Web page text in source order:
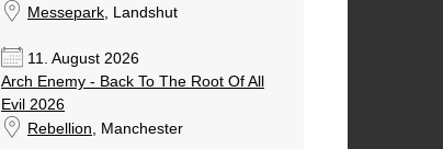
Messepark, Landshut
11. August 2026
Arch Enemy - Back To The Root Of All
Evil 2026
Rebellion, Manchester